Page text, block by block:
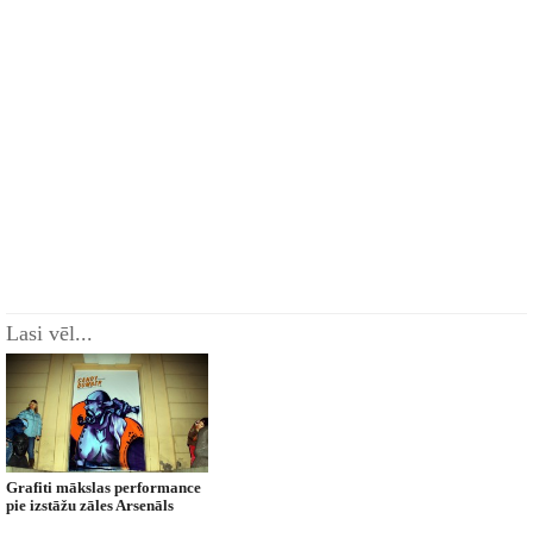
Lasi vēl...
Grafiti mākslas performance
pie izstāžu zāles Arsenāls